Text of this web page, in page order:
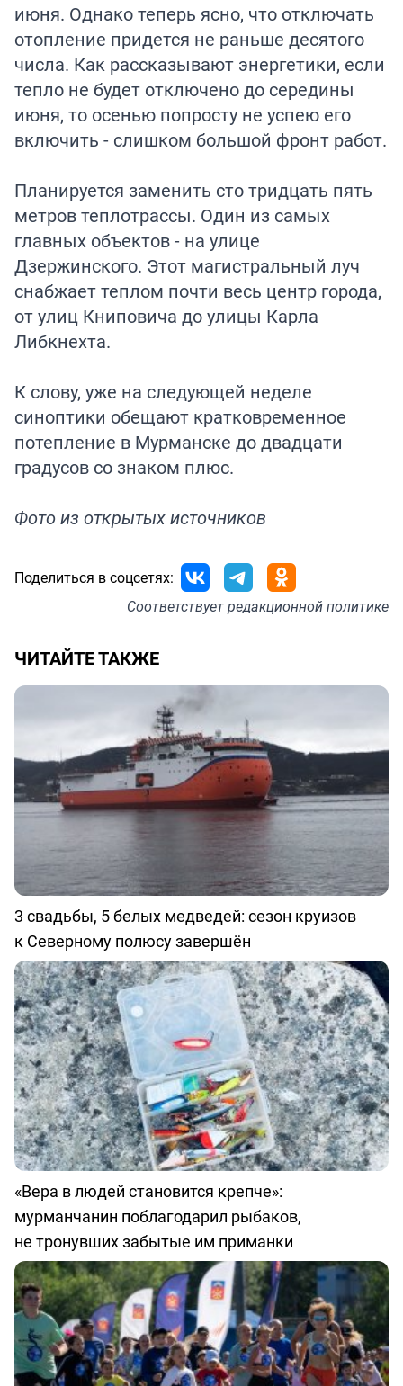
июня. Однако теперь ясно, что отключать
отопление придется не раньше десятого
числа. Как рассказывают энергетики, если
тепло не будет отключено до середины
июня, то осенью попросту не успею его
включить - слишком большой фронт работ.
Планируется заменить сто тридцать пять
метров теплотрассы. Один из самых
главных объектов - на улице
Дзержинского. Этот магистральный луч
снабжает теплом почти весь центр города,
от улиц Книповича до улицы Карла
Либкнехта.
К слову, уже на следующей неделе
синоптики обещают кратковременное
потепление в Мурманске до двадцати
градусов со знаком плюс.
Фото из открытых источников
Поделиться в соцсетях:
Соответствуетредакционной политике
ЧИТАЙТЕ ТАКЖЕ
3 свадьбы, 5 белых медведей: сезон круизов
к Северному полюсу завершён
«Вера в людей становится крепче»:
мурманчанин поблагодарил рыбаков,
не тронувших забытые им приманки